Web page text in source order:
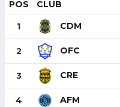
POS CLUB
1 CDM
2 OFC
3 CRE
4 AFM